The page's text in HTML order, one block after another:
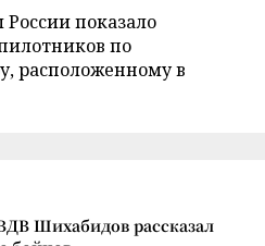
показало
по
расположенному в
Шихабидов рассказал